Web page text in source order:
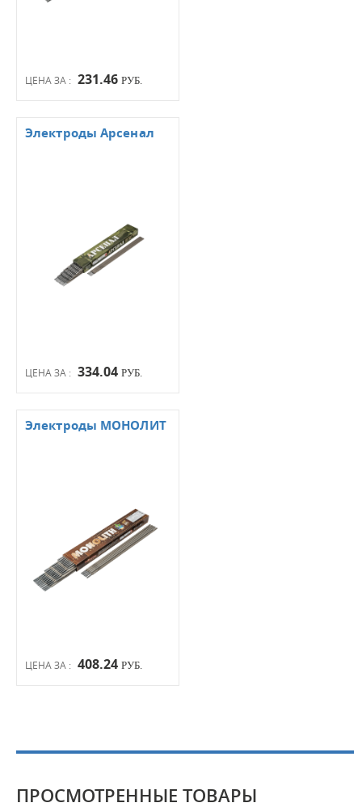
ЦЕНА ЗА : 231.46 РУБ.
ЦЕНА ЗА : 334.04 РУБ.
Электроды Арсенал
ЦЕНА ЗА : 408.24 РУБ.
Электроды МОНОЛИТ
ПРОСМОТРЕННЫЕ ТОВАРЫ